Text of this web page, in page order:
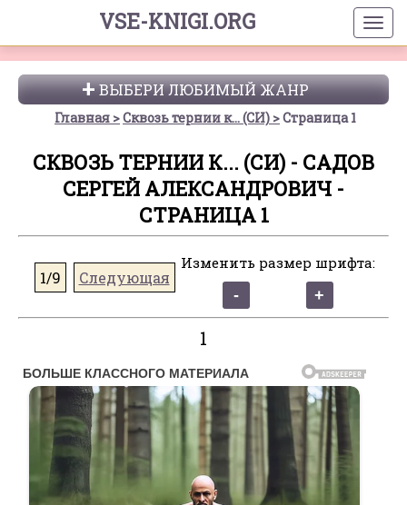
VSE-KNIGI.ORG
ВЫБЕРИ ЛЮБИМЫЙ ЖАНР
Главная Сквозь тернии к... (СИ) Страница 1
СКВОЗЬ ТЕРНИИ К... (СИ) - САДОВ
СЕРГЕЙ АЛЕКСАНДРОВИЧ -
СТРАНИЦА 1
1/9 Следующая
Изменить размер шрифта:
1